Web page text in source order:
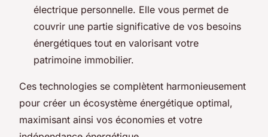
électrique personnelle. Elle vous permet de
couvrir une partie significative de vos besoins
énergétiques tout en valorisant votre
patrimoine immobilier.
Ces technologies se complètent harmonieusement
pour créer un écosystème énergétique optimal,
maximisant ainsi vos économies et votre